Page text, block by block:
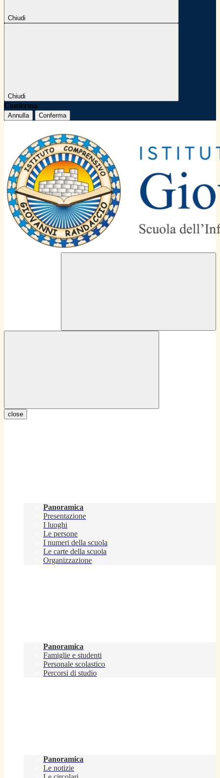
Chiudi
Chiudi
Conferma
Annulla Conferma
close
Panoramica
Presentazione
I luoghi
Le persone
I numeri della scuola
Le carte della scuola
Organizzazione
Panoramica
Famiglie e studenti
Personale scolastico
Percorsi di studio
Panoramica
Le notizie